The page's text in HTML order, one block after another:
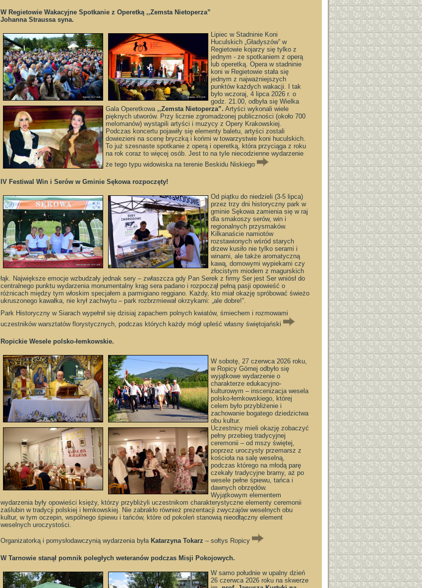
W Regietowie Wakacyjne Spotkanie z Operetką ,,Zemsta Nietoperza”
Johanna Straussa syna.
Lipiec w Stadninie Koni
Huculskich „Gładyszów” w
Regietowie kojarzy się tylko z
jednym - ze spotkaniem z operą
lub operetką. Opera w stadninie
koni w Regietowie stała się
jednym z najważniejszych
punktów każdych wakacji. I tak
było wczoraj, 4 lipca 2026 r. o
godz. 21.00, odbyła się Wielka
Gala Operetkowa ,,Zemsta Nietoperza”. Artyści wykonali wiele
pięknych utworów. Przy licznie zgromadzonej publiczności (około 700
melomanów) wystąpili artyści i muzycy z Opery Krakowskiej.
Podczas koncertu pojawiły się elementy baletu, artyści zostali
dowiezieni na scenę bryczką i końmi w towarzystwie koni huculskich.
To już szesnaste spotkanie z operą i operetką, która przyciąga z roku
na rok coraz to więcej osób. Jest to na tyle niecodzienne wydarzenie
że tego typu widowiska na terenie Beskidu Niskiego
IV Festiwal Win i Serów w Gminie Sękowa rozpoczęty!
Od piątku do niedzieli (3-5 lipca)
przez trzy dni historyczny park w
gminie Sękowa zamienia się w raj
dla smakoszy serów, win i
regionalnych przysmaków.
Kilkanaście namiotów
rozstawionych wśród starych
drzew kusiło nie tylko serami i
winami, ale także aromatyczną
kawą, domowymi wypiekami czy
złocistym miodem z magurskich
łąk. Największe emocje wzbudzały jednak sery – zwłaszcza gdy Pan Serek z firmy Ser jest Ser wniósł do
centralnego punktu wydarzenia monumentalny krąg sera padano i rozpoczął pełną pasji opowieść o
różnicach między tym włoskim specjałem a parmigiano reggiano. Każdy, kto miał okazję spróbować świeżo
ukruszonego kawałka, nie krył zachwytu – park rozbrzmiewał okrzykami: „ale dobre!”.
Park Historyczny w Siarach wypełnił się dzisiaj zapachem polnych kwiatów, śmiechem i rozmowami
uczestników warsztatów florystycznych, podczas których każdy mógł upleść własny świętojański
Ropickie Wesele polsko-łemkowskie.
W sobotę, 27 czerwca 2026 roku,
w Ropicy Górnej odbyło się
wyjątkowe wydarzenie o
charakterze edukacyjno-
kulturowym – inscenizacja wesela
polsko-łemkowskiego, której
celem było przybliżenie i
zachowanie bogatego dziedzictwa
obu kultur.
Uczestnicy mieli okazję zobaczyć
pełny przebieg tradycyjnej
ceremonii – od mszy świętej,
poprzez uroczysty przemarsz z
kościoła na salę weselną,
podczas którego na młodą parę
czekały tradycyjne bramy, aż po
wesele pełne śpiewu, tańca i
dawnych obrzędów.
Wyjątkowym elementem
wydarzenia były opowieści księży, którzy przybliżyli uczestnikom charakterystyczne elementy ceremonii
zaślubin w tradycji polskiej i łemkowskiej. Nie zabrakło również prezentacji zwyczajów weselnych obu
kultur, w tym oczepin, wspólnego śpiewu i tańców, które od pokoleń stanowią nieodłączny element
weselnych uroczystości.
Organizatorką i pomysłodawczynią wydarzenia była Katarzyna Tokarz – sołtys Ropicy
W Tarnowie stanął pomnik poległych weteranów podczas Misji Pokojowych.
W samo południe w upalny dzień
26 czerwca 2026 roku na skwerze